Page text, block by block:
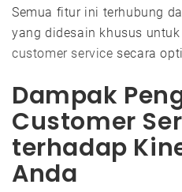
Semua fitur ini terhubung
yang didesain khusus
customer service secara
Dampak
Customer
terhadap
Anda